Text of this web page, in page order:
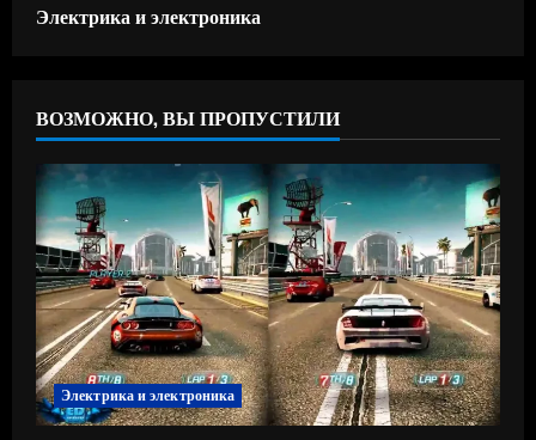
Электрика и электроника
ВОЗМОЖНО, ВЫ ПРОПУСТИЛИ
Электрика и электроника